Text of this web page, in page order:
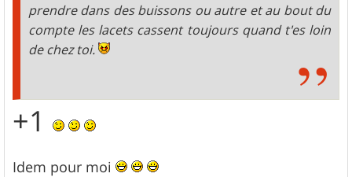
prendre dans des buissons ou autre et au bout du
compte les lacets cassent toujours quand t'es loin
de chez toi.
+1
Idem pour moi